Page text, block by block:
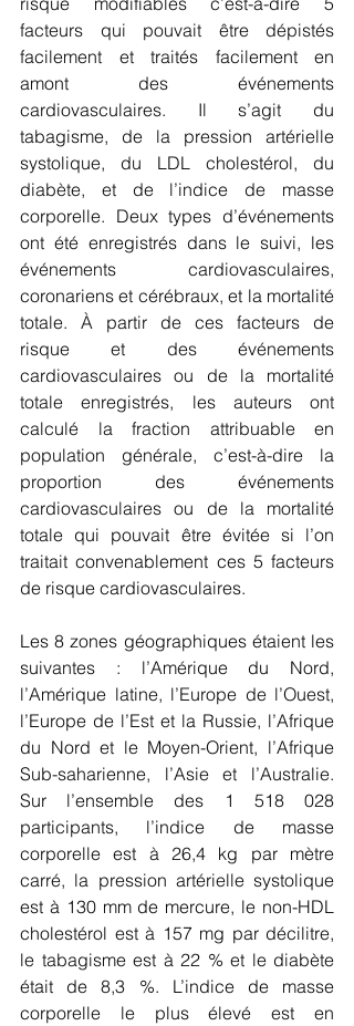
facteurs qui pouvait être dépistés
facilement et traités facilement en
amont des événements
cardiovasculaires. Il s’agit du
tabagisme, de la pression artérielle
systolique, du LDL cholestérol, du
diabète, et de l’indice de masse
corporelle. Deux types d’événements
ont été enregistrés dans le suivi, les
événements cardiovasculaires,
coronariens et cérébraux, et la mortalité
totale. À partir de ces facteurs de
risque et des événements
cardiovasculaires ou de la mortalité
totale enregistrés, les auteurs ont
calculé la fraction attribuable en
population générale, c’est-à-dire la
proportion des événements
cardiovasculaires ou de la mortalité
totale qui pouvait être évitée si l’on
traitait convenablement ces 5 facteurs
de risque cardiovasculaires.
Les 8 zones géographiques étaient les
suivantes : l’Amérique du Nord,
l’Amérique latine, l’Europe de l’Ouest,
l’Europe de l’Est et la Russie, l’Afrique
du Nord et le Moyen-Orient, l’Afrique
Sub-saharienne, l’Asie et l’Australie.
Sur l’ensemble des 1 518 028
participants, l’indice de masse
corporelle est à 26,4 kg par mètre
carré, la pression artérielle systolique
est à 130 mm de mercure, le non-HDL
cholestérol est à 157 mg par décilitre,
le tabagisme est à 22 % et le diabète
était de 8,3 %. L’indice de masse
corporelle le plus élevé est en